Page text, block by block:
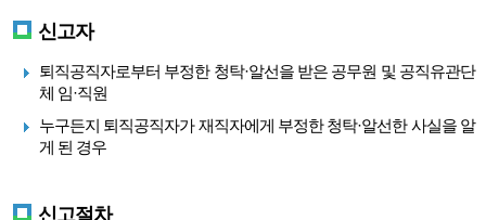
신고자
퇴직공직자로부터 부정한 청탁·알선을 받은 공무원 및 공직유관단
체 임·직원
누구든지 퇴직공직자가 재직자에게 부정한 청탁·알선한 사실을 알
게 된 경우
신고절차